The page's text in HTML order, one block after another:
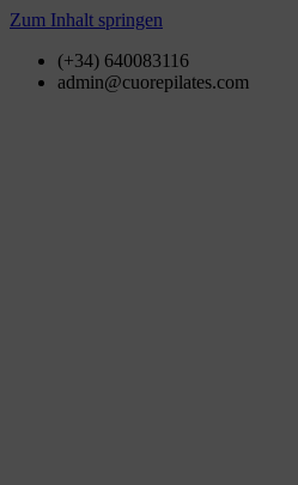
Zum Inhalt springen
(+34) 640083116
admin@cuorepilates.com